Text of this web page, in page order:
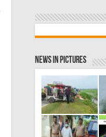
News in Pictures